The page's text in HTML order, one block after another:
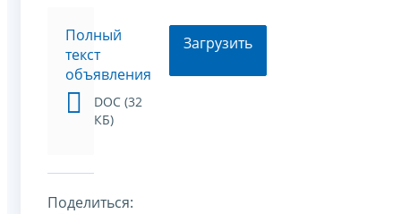
Полный
текст
объявления
DOC (32
КБ)
Загрузить
Поделиться: